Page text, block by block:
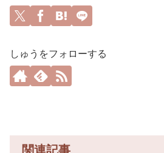
しゅうをフォローする
関連記事